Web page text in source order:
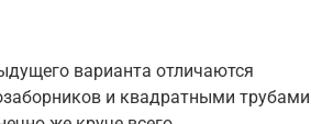
варианта отличаются
и квадратными трубами